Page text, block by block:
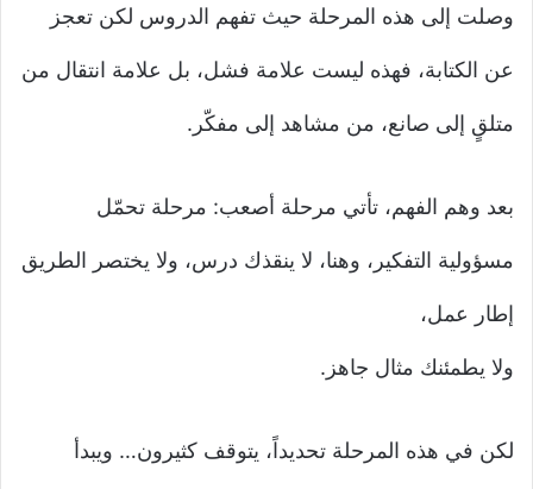
وصلت إلى هذه المرحلة حيث تفهم الدروس لكن تعجز
عن الكتابة، فهذه ليست علامة فشل، بل علامة انتقال من
متلقٍ إلى صانع، من مشاهد إلى مفكّر.
بعد وهم الفهم، تأتي مرحلة أصعب: مرحلة تحمّل
مسؤولية التفكير، وهنا، لا ينقذك درس، ولا يختصر الطريق
إطار عمل،
ولا يطمئنك مثال جاهز.
لكن في هذه المرحلة تحديداً، يتوقف كثيرون… ويبدأ